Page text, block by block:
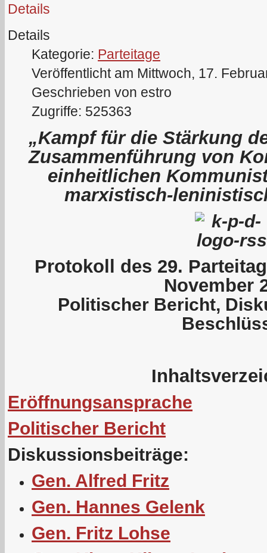
Details
Details
Kategorie: Parteitage
Veröffentlicht am Mittwoch, 17.
Geschrieben von estro
Zugriffe: 525363
„Kampf für die Stärkung
Zusammenführung von
einheitlichen
marxistisch-
Protokoll des 29.
November
Politischer Bericht,
Eröffnungsansprache
Politischer Bericht
Diskussionsbeiträge:
Gen. Alfred Fritz
Gen. Hannes Gelenk
Gen. Fritz Lohse